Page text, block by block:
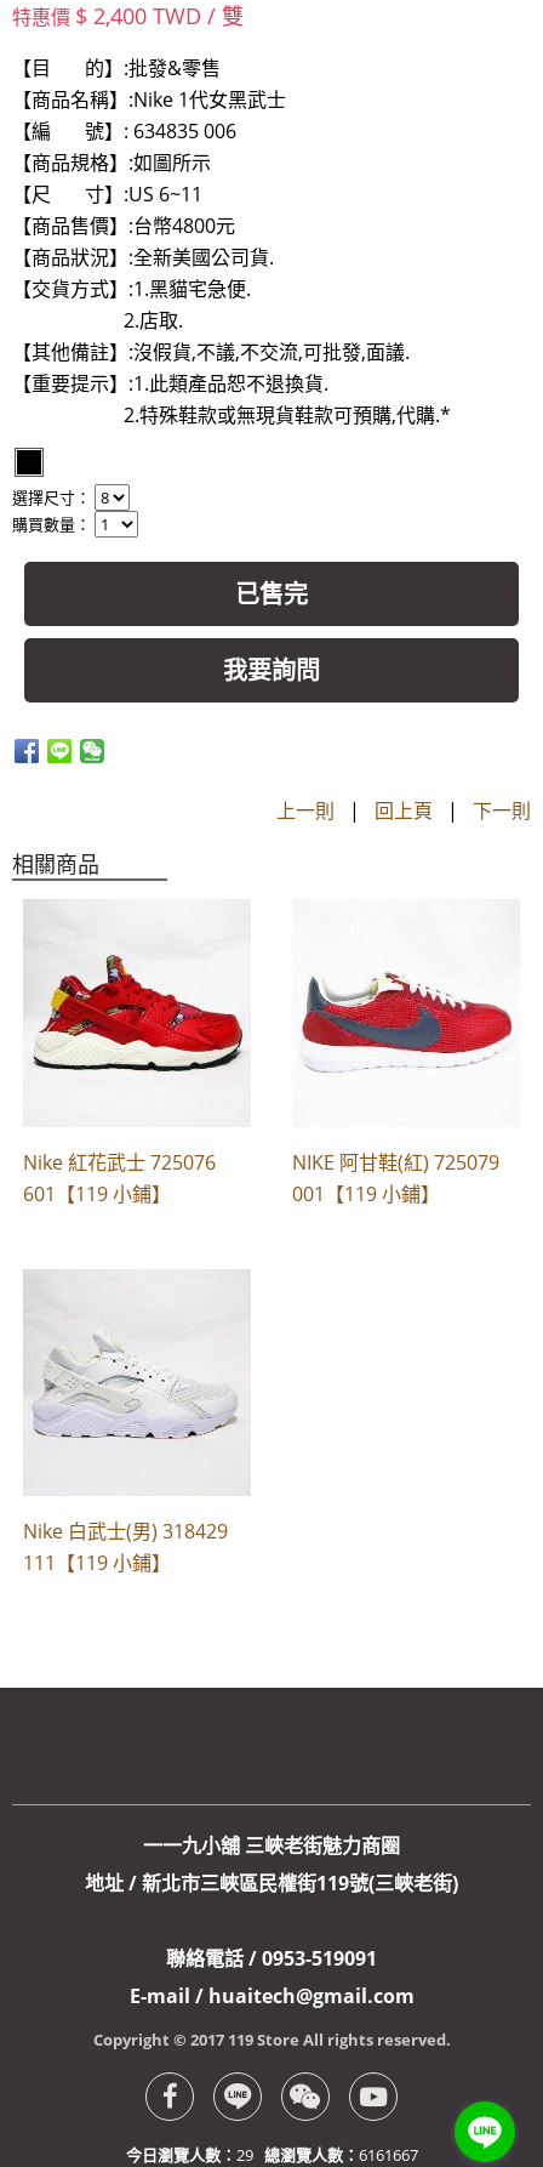
特惠價 $ 2,400 TWD / 雙
【目 的】:批發&零售
【商品名稱】:Nike 1代女黑武士
【編 號】: 634835 006
【商品規格】:如圖所示
【尺 寸】:US 6~11
【商品售價】:台幣4800元
【商品狀況】:全新美國公司貨.
【交貨方式】:1.黑貓宅急便.
2.店取.
【其他備註】:沒假貨,不議,不交流,可批發,面議.
【重要提示】:1.此類產品恕不退換貨.
2.特殊鞋款或無現貨鞋款可預購,代購.*
選擇尺寸：
購買數量：
已售完
我要詢問
上一則 | 回上頁 | 下一則
相關商品
Nike 紅花武士 725076
601【119 小鋪】
NIKE 阿甘鞋(紅) 725079
001【119 小鋪】
Nike 白武士(男) 318429
111【119 小鋪】
一一九小舖 三峽老街魅力商圈
地址 / 新北市三峽區民權街119號(三峽老街)
聯絡電話 / 0953-519091
E-mail / huaitech@gmail.com
Copyright © 2017 119 Store All rights reserved.
今日瀏覽人數： 29 總瀏覽人數： 6161667